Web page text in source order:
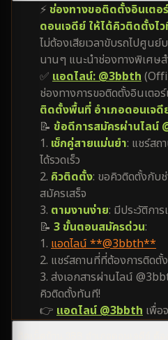
⚡ ช่องทางขอติดตั้งอินเตอ
ดอนเจดีย์ ให้ได้คิวติดตั้งไ
ไม่ต้องเสียเวลาขับรถไปศูน
นานๆ แนะนำช่องทางพิเศษส
✅ แอดไลน์: @3bbth
ช่องทางการขอติดตั้งอินเตอ
ติดตั้งพื้นที่ อำเภอดอนเจดี
📝 ข้อดีการสมัครผ่านไลน์
1. เช็กคู่สายแม่นยำ: แชร์สถ
ได้รวดเร็ว
2. คิวติดตั้ง: ขอคิวติดตั้งกับ
สมัครเสร็จ
3. ตามงานง่าย: มีประวัติกา
📝 3 ขั้นตอนสมัครด่วน:
1. แอดไลน์ **@3bbth**
2. แชร์สถานที่ที่ต้องการติดตั้
3. ส่งเอกสารผ่านไลน์
คิวติดตั้งทันที!
👉 แอดไลน์ @3bbth เพื่อ